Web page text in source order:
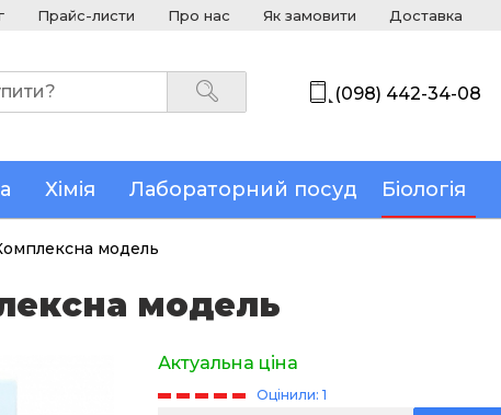
Прайс-листи Про нас Як замовити Доставка
(098) 442-34-08
Хімія Лабораторний посуд Біологія
модель
модель
Актуальна ціна
Оцінили: 1